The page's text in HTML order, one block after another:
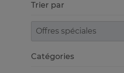
Trier par
Trier par
Catégories